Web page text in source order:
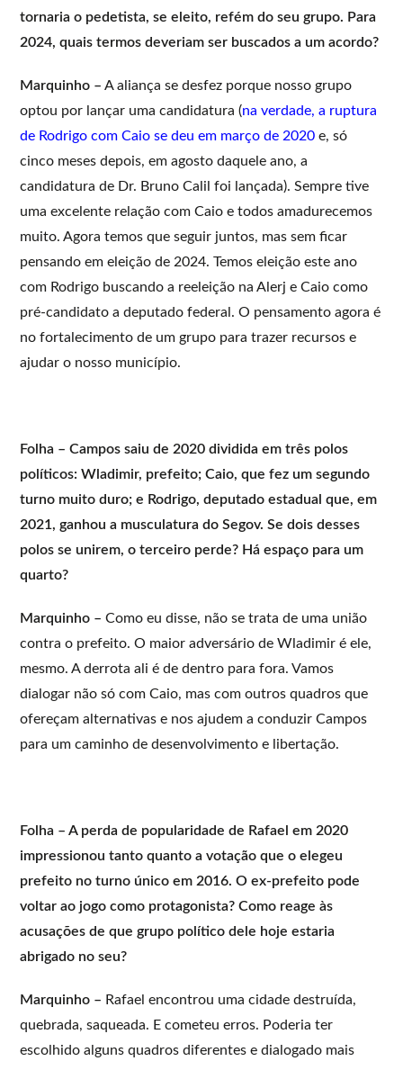
tornaria o pedetista, se eleito, refém do seu grupo. Para
2024, quais termos deveriam ser buscados a um acordo?
Marquinho – A aliança se desfez porque nosso grupo
optou por lançar uma candidatura (na verdade, a ruptura
de Rodrigo com Caio se deu em março de 2020 e, só
cinco meses depois, em agosto daquele ano, a
candidatura de Dr. Bruno Calil foi lançada). Sempre tive
uma excelente relação com Caio e todos amadurecemos
muito. Agora temos que seguir juntos, mas sem ficar
pensando em eleição de 2024. Temos eleição este ano
com Rodrigo buscando a reeleição na Alerj e Caio como
pré-candidato a deputado federal. O pensamento agora é
no fortalecimento de um grupo para trazer recursos e
ajudar o nosso município.
Folha – Campos saiu de 2020 dividida em três polos
políticos: Wladimir, prefeito; Caio, que fez um segundo
turno muito duro; e Rodrigo, deputado estadual que, em
2021, ganhou a musculatura do Segov. Se dois desses
polos se unirem, o terceiro perde? Há espaço para um
quarto?
Marquinho – Como eu disse, não se trata de uma união
contra o prefeito. O maior adversário de Wladimir é ele,
mesmo. A derrota ali é de dentro para fora. Vamos
dialogar não só com Caio, mas com outros quadros que
ofereçam alternativas e nos ajudem a conduzir Campos
para um caminho de desenvolvimento e libertação.
Folha – A perda de popularidade de Rafael em 2020
impressionou tanto quanto a votação que o elegeu
prefeito no turno único em 2016. O ex-prefeito pode
voltar ao jogo como protagonista? Como reage às
acusações de que grupo político dele hoje estaria
abrigado no seu?
Marquinho – Rafael encontrou uma cidade destruída,
quebrada, saqueada. E cometeu erros. Poderia ter
escolhido alguns quadros diferentes e dialogado mais